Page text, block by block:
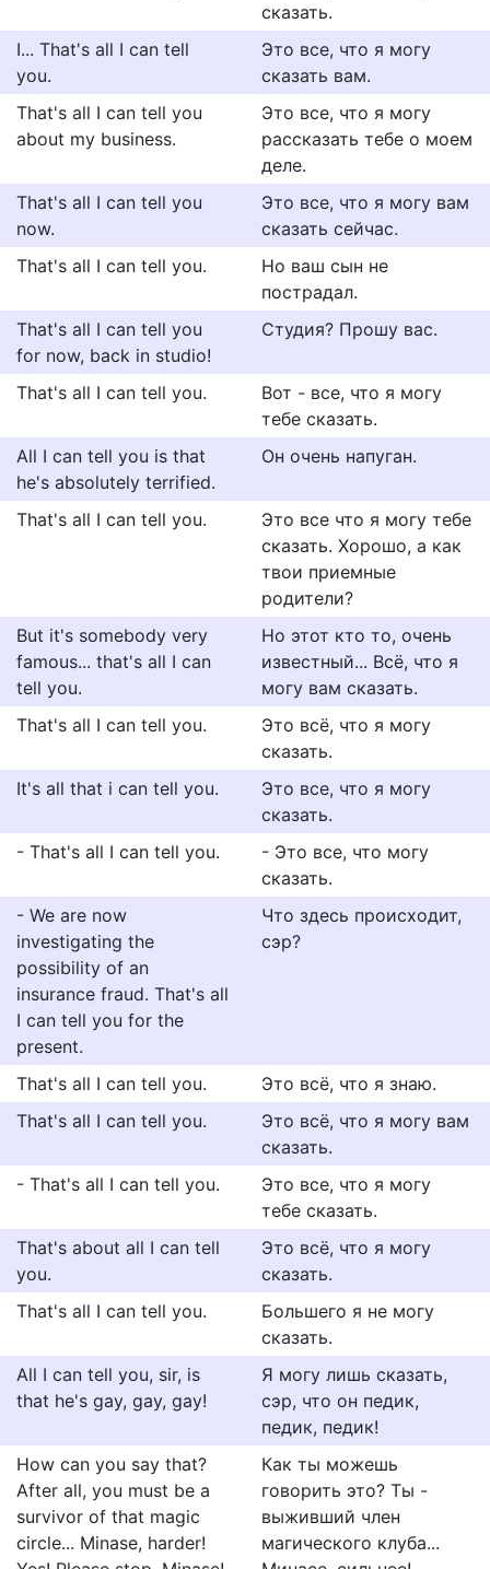
сказать.
I... That's all I can tell
you.
Это все, что я могу
сказать вам.
That's all I can tell you
about my business.
Это все, что я могу
рассказать тебе о моем
деле.
That's all I can tell you
now.
Это все, что я могу вам
сказать сейчас.
That's all I can tell you.
Но ваш сын не
пострадал.
That's all I can tell you
for now, back in studio!
Студия? Прошу вас.
That's all I can tell you.
Вот - все, что я могу
тебе сказать.
All I can tell you is that
he's absolutely terrified.
Он очень напуган.
That's all I can tell you.
Это все что я могу тебе
сказать. Хорошо, а как
твои приемные
родители?
But it's somebody very
famous... that's all I can
tell you.
Но этот кто то, очень
известный... Всё, что я
могу вам сказать.
That's all I can tell you.
Это всё, что я могу
сказать.
It's all that i can tell you.
Это все, что я могу
сказать.
- That's all I can tell you.
- Это все, что могу
сказать.
- We are now
investigating the
possibility of an
insurance fraud. That's all
I can tell you for the
present.
Что здесь происходит,
сэр?
That's all I can tell you.
Это всё, что я знаю.
That's all I can tell you.
Это всё, что я могу вам
сказать.
- That's all I can tell you.
Это все, что я могу
тебе сказать.
That's about all I can tell
you.
Это всё, что я могу
сказать.
That's all I can tell you.
Большего я не могу
сказать.
All I can tell you, sir, is
that he's gay, gay, gay!
Я могу лишь сказать,
сэр, что он педик,
педик, педик!
How can you say that?
After all, you must be a
survivor of that magic
circle... Minase, harder!
Как ты можешь
говорить это? Ты -
выживший член
магического клуба...